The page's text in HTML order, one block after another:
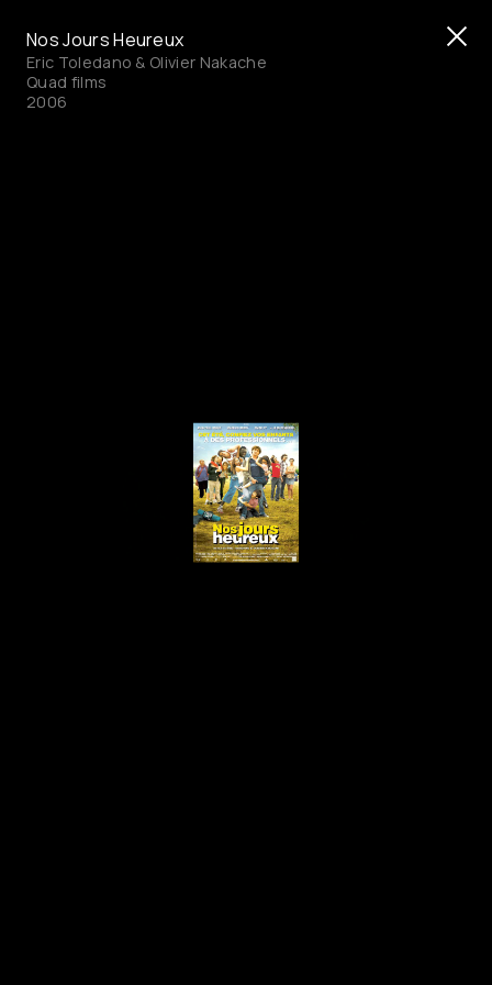
Play
Video
Nos Jours Heureux
Eric Toledano & Olivier Nakache
Quad films
2006